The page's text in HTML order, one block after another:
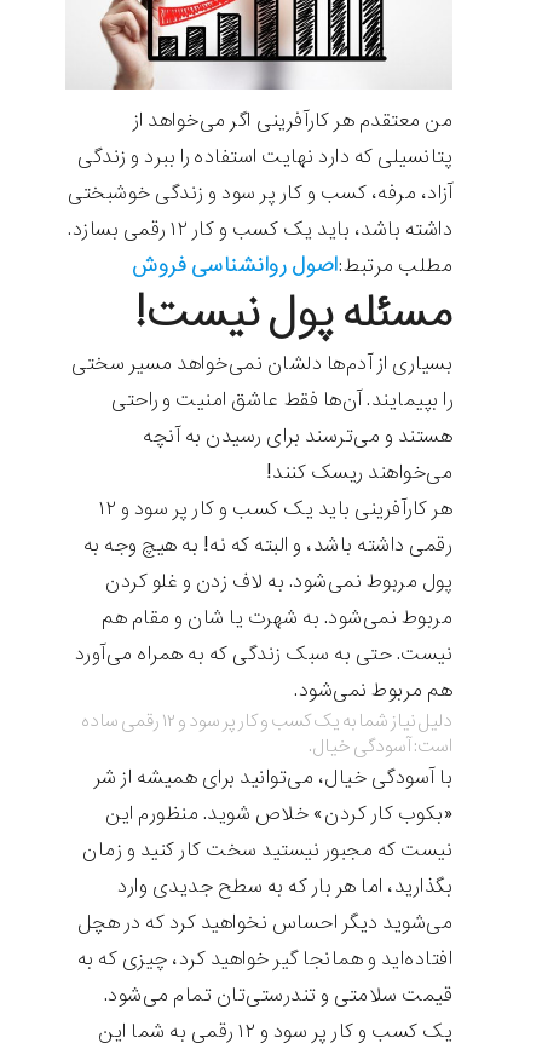
من معتقدم هر کارآفرینی اگر می‌خواهد از
پتانسیلی که دارد نهایت استفاده را ببرد و زندگی
آزاد، مرفه، کسب و کار پر سود و زندگی خوشبختی
داشته باشد، باید یک کسب و کار ۱۲ رقمی بسازد.
مطلب مرتبط:اصول روانشناسی فروش
مسئله پول نیست!‌
بسیاری از آدم‌ها دلشان نمی‌خواهد مسیر سختی
را بپیمایند. آن‌ها فقط عاشق امنیت و راحتی
هستند و می‌ترسند برای رسیدن به آنچه
می‌خواهند ریسک کنند!‌
هر کارآفرینی باید یک کسب و کار پر سود و ۱۲
رقمی داشته باشد، و البته که نه! به هیچ وجه به
پول مربوط نمی‌شود. به لاف زدن و غلو کردن
مربوط نمی‌شود. به شهرت یا شان و مقام هم
نیست. حتی به سبک زندگی که به همراه می‌آورد
هم مربوط نمی‌شود.
دلیل نیاز شما به یک کسب و کار پر سود و ۱۲ رقمی ساده
است: آسودگی خیال.
با آسودگی خیال، می‌توانید برای همیشه از شر
«بکوب کار کردن» خلاص شوید. منظورم این
نیست که مجبور نیستید سخت کار کنید و زمان
بگذارید، اما هر بار که به سطح جدیدی وارد
می‌شوید دیگر احساس نخواهید کرد که در هچل
افتاده‌اید و همانجا گیر خواهید کرد، چیزی که به
قیمت سلامتی و تندرستی‌تان تمام می‌شود.
یک کسب و کار پر سود و ۱۲ رقمی به شما این